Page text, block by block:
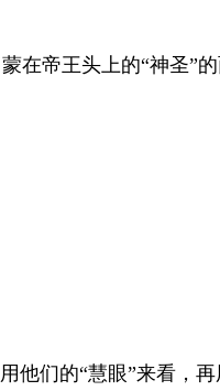
在帝王头上的“神圣”的
他们的“慧眼”来看，